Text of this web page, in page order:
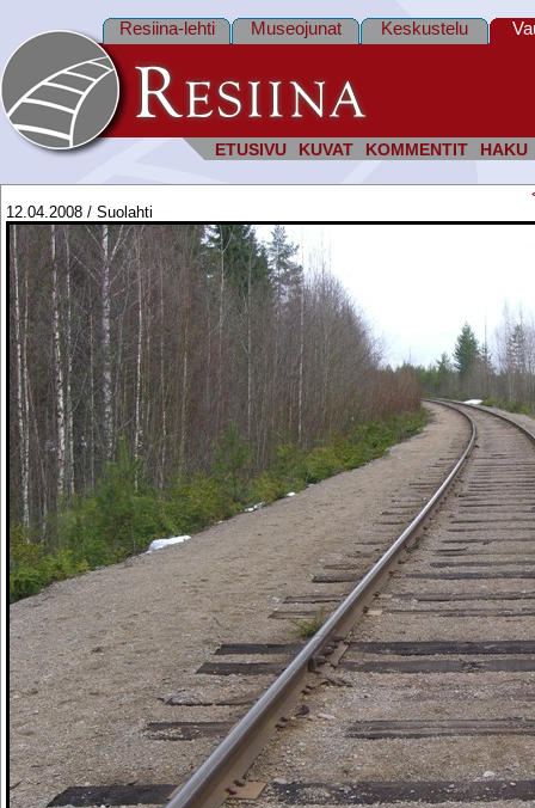
ETUSIVU KUVAT KOMMENTIT HAKU
Resiina-lehti Museojunat Keskustelu
12.04.2008 / Suolahti